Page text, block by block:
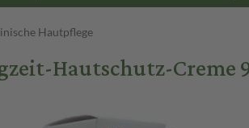
Hautpflege
Hautschutz-Creme